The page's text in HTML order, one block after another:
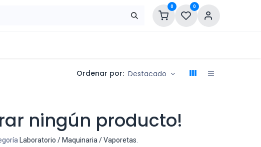
0 0
Ordenar por: Destacado
ningún producto!
Laboratorio / Maquinaria / Vaporetas